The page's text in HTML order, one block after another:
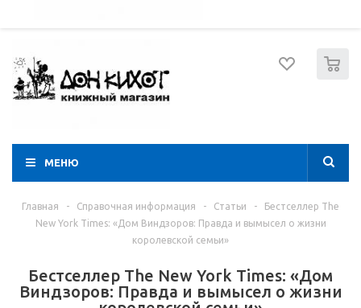
МЕНЮ
Главная - Справочная информация - Статьи -
Бестселлер The
New York Times: «Дом Виндзоров: Правда и вымысел о жизни
королевской семьи»
Бестселлер The New York Times: «Дом
Виндзоров: Правда и вымысел о жизни